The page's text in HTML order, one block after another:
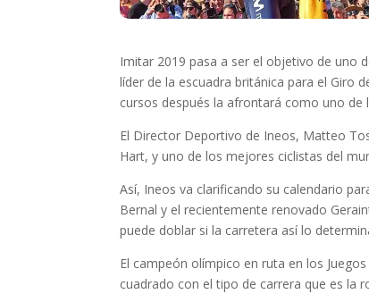
Imitar 2019 pasa a ser el objetivo de uno
líder de la escuadra británica para el Giro
cursos después la afrontará como uno
El Director Deportivo de Ineos, Matteo
Hart, y uno de los mejores ciclistas del
Así, Ineos va clarificando su calendario
Bernal y el recientemente renovado
puede doblar si la carretera así lo
El campeón olímpico en ruta en los
cuadrado con el tipo de carrera que es la